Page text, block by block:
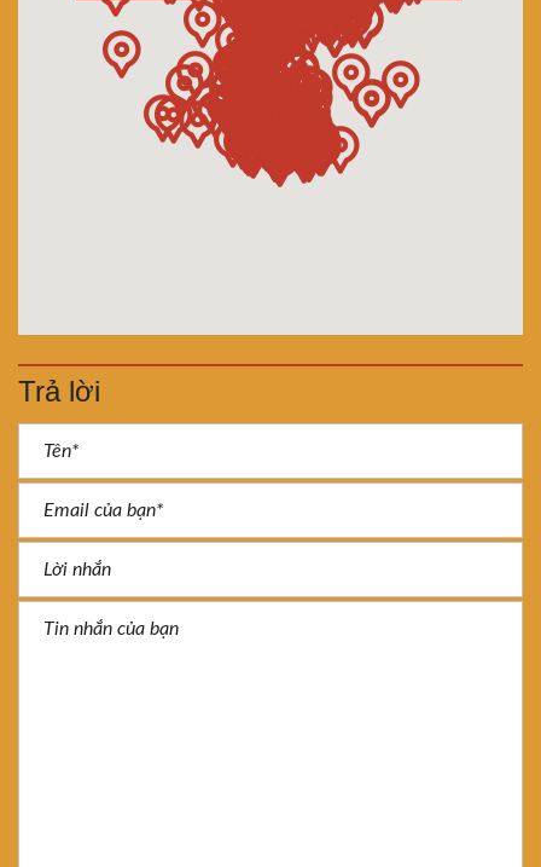
Trả lời